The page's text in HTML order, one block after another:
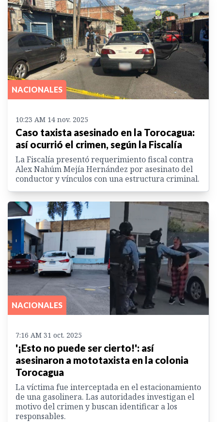
NACIONALES
10:23 AM 14 nov. 2025
Caso taxista asesinado en la Torocagua:
así ocurrió el crimen, según la Fiscalía
La Fiscalía presentó requerimiento fiscal contra
Alex Nahúm Mejía Hernández por asesinato del
conductor y vínculos con una estructura criminal.
NACIONALES
7:16 AM 31 oct. 2025
'¡Esto no puede ser cierto!': así
asesinaron a mototaxista en la colonia
Torocagua
La víctima fue interceptada en el estacionamiento
de una gasolinera. Las autoridades investigan el
motivo del crimen y buscan identificar a los
responsables.